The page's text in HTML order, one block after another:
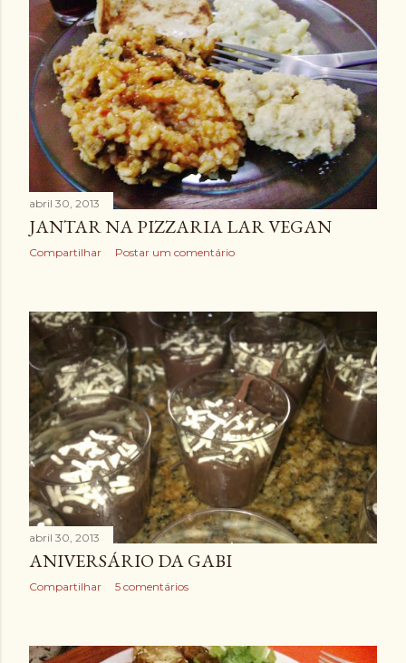
abril 30, 2013
JANTAR NA PIZZARIA LAR VEGAN
Compartilhar Postar um comentário
abril 30, 2013
ANIVERSÁRIO DA GABI
Compartilhar 5 comentários